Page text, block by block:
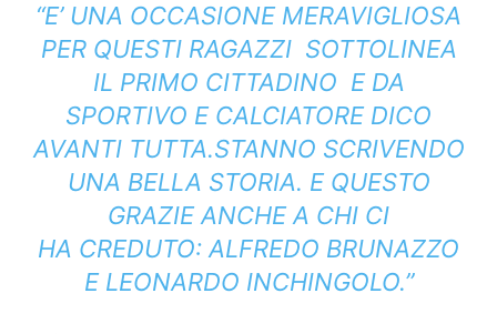
“E’ UNA OCCASIONE MERAVIGLIOSA
PER QUESTI RAGAZZI ­ SOTTOLINEA
IL PRIMO CITTADINO ­ E DA
SPORTIVO E CALCIATORE DICO
AVANTI TUTTA.STANNO SCRIVENDO
UNA BELLA STORIA. E QUESTO
GRAZIE ANCHE A CHI CI
HA CREDUTO: ALFREDO BRUNAZZO
E LEONARDO INCHINGOLO.”